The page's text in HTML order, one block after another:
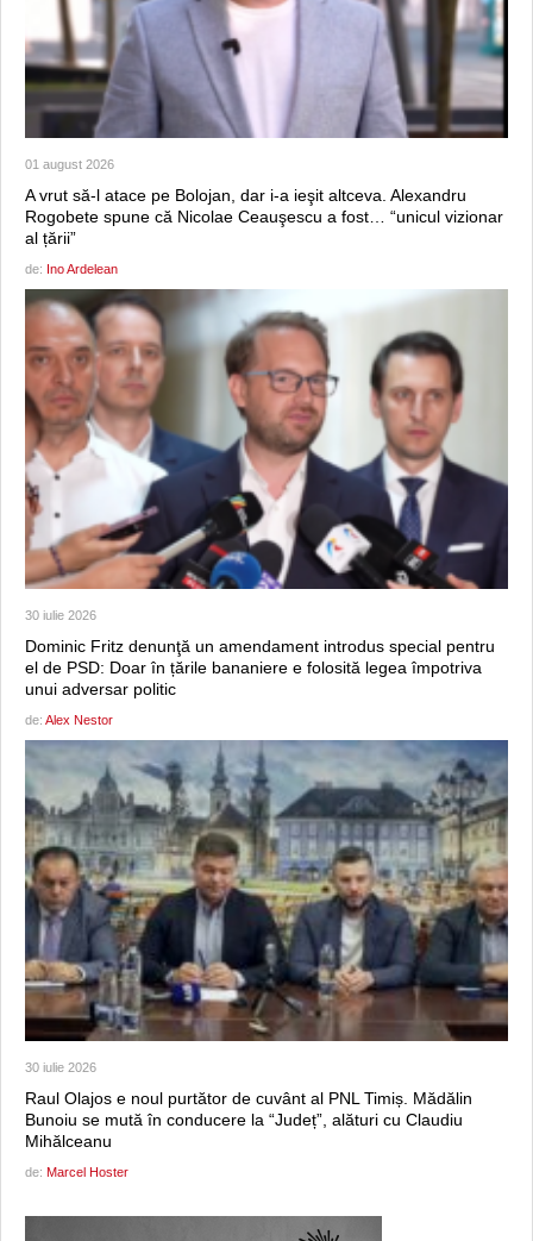
01 august 2026
A vrut să-l atace pe Bolojan, dar i-a ieşit altceva. Alexandru
Rogobete spune că Nicolae Ceauşescu a fost… “unicul vizionar
al țării”
de: Ino Ardelean
30 iulie 2026
Dominic Fritz denunţă un amendament introdus special pentru
el de PSD: Doar în țările bananiere e folosită legea împotriva
unui adversar politic
de: Alex Nestor
30 iulie 2026
Raul Olajos e noul purtător de cuvânt al PNL Timiș. Mădălin
Bunoiu se mută în conducere la “Județ”, alături cu Claudiu
Mihălceanu
de: Marcel Hoster